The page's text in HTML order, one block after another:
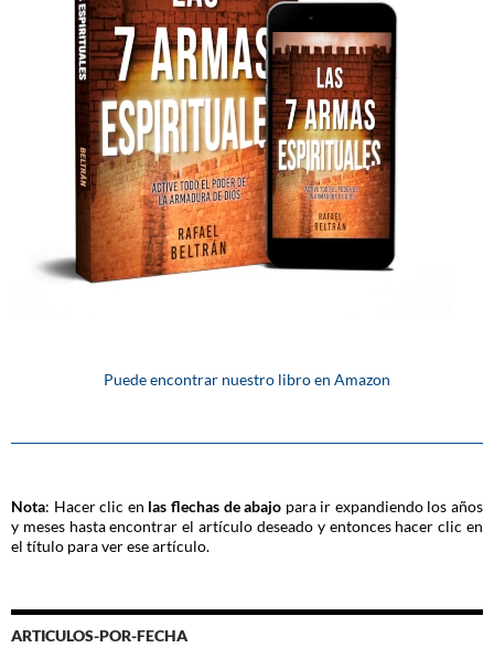
Puede encontrar nuestro libro en Amazon
Nota: Hacer clic en las flechas de abajo para ir expandiendo los años
y meses hasta encontrar el artículo deseado y entonces hacer clic en
el título para ver ese artículo.
ARTICULOS-POR-FECHA